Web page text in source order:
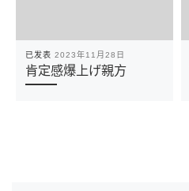
已发表 2023年11月28日
肯定感爆上げ親方